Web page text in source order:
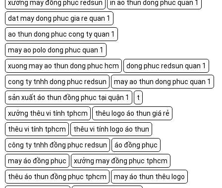
xưởng may đồng phục redsun
in ao thun dong phuc quan 1
dat may dong phuc gia re quan 1
ao thun dong phuc cong ty quan 1
may ao polo dong phuc quan 1
xuong may ao thun dong phuc hcm
dong phuc redsun quan 1
cong ty tnhh dong phuc redsun
may ao thun dong phuc quan 1
sản xuất áo thun đồng phục tại quận 1
t
xưởng thêu vi tính tphcm
thêu logo áo thun giá rẻ
thêu vi tính tphcm
thêu vi tính logo áo thun
công ty tnhh đồng phục redsun
áo đồng phục
may áo đồng phục
xưởng may đồng phục tphcm
thêu áo thun đồng phục tphcm
may áo thun thêu logo